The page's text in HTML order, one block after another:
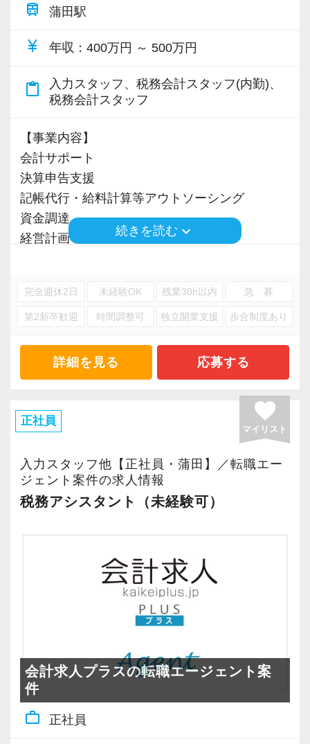
train 蒲田駅
currency_yen 年収 ：400万円 ～ 500万円
content_paste
入力スタッフ、税務会計スタッフ(内勤)、
税務会計スタッフ
【事業内容】
会計サポート
決算申告支援
記帳代行・給料計算等アウトソーシング
資金調達
経営計画
※応募には会計求人プラスにご登録が必要で
す。
続きを読む keyboard_arrow_down
完全週休2日 未経験OK 残業30h以内 急 募
第2新卒歓迎 時間調整可 独立開業支援 歩合制度あり
詳細を見る 応募する
正社員 favorite
マイリスト
入力スタッフ他【正社員・蒲田】／転職エー
ジェント案件の求人情報
税務アシスタント（未経験可）
会計求人プラスの転職エージェント案
件
work_outline 正社員